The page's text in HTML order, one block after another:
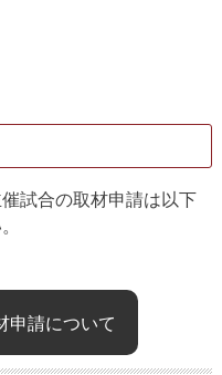
試合の取材申請は以下
申請について